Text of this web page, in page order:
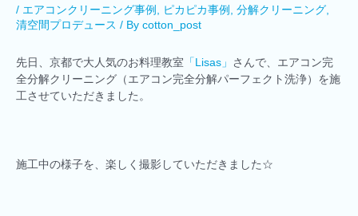
/ エアコンクリーニング事例 ピカピカ事例 分解クリーニング
清空間プロデュース / By cotton_post
先日、京都で大人気のお料理教室 「Lisas」
さんで、エアコン完
全分解クリーニング（エアコン完全分解パーフェクト洗浄）を施
工させていただきました。
施工中の様子を、楽しく撮影していただきました☆